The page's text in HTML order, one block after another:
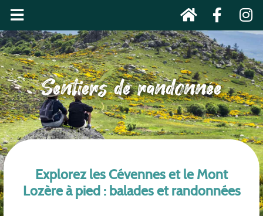
Sentiers de randonnée
Explorez les Cévennes et le Mont
Lozère à pied : balades et randonnées